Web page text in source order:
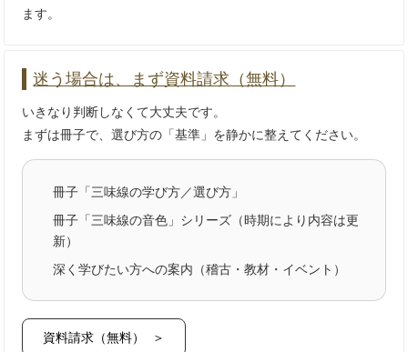
ます。
迷う場合は、まず資料請求（無料）
いきなり判断しなくて大丈夫です。
まずは冊子で、選び方の「基準」を静かに整えてください。
冊子「三味線の学び方／選び方」
冊子「三味線の音色」シリーズ（時期により内容は更
新）
深く学びたい方への案内（稽古・教材・イベント）
資料請求（無料） ＞